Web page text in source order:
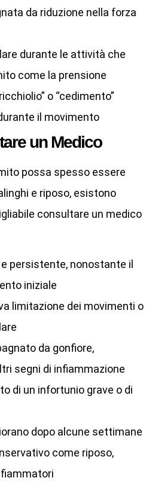
da riduzione nella forza
durante le attività che
come la prensione
o “cedimento”
il movimento
un Medico
possa spesso essere
e riposo, esistono
consultare un medico
persistente, nonostante il
iniziale
limitazione dei movimenti o
da gonfiore,
segni di infiammazione
di un infortunio grave o di
dopo alcune settimane
come riposo,